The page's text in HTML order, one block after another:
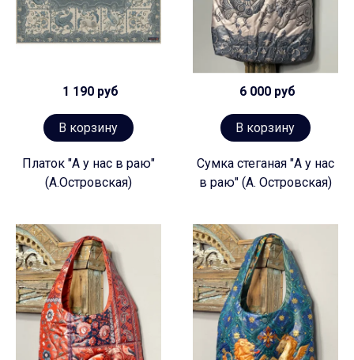
1 190 руб
В корзину
Платок "А у нас в раю"
(А.Островская)
6 000 руб
В корзину
Сумка стеганая "А у нас
в раю" (А. Островская)